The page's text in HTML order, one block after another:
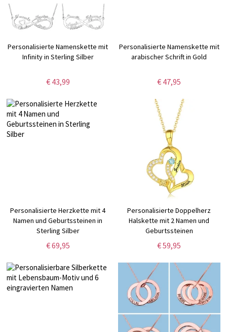
Personalisierte Namenskette mit
Infinity in Sterling Silber
€ 43,99
Personalisierte Namenskette mit
arabischer Schrift in Gold
€ 47,95
Personalisierte Herzkette mit 4
Namen und Geburtssteinen in
Sterling Silber
€ 69,95
Personalisierte Doppelherz
Halskette mit 2 Namen und
Geburtssteinen
€ 59,95